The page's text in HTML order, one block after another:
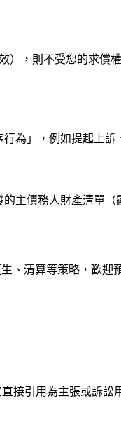
，則不受您的求
為」，例如提起上
主債務人財產清單
、清算等策略，歡迎
接引用為主張或訴訟